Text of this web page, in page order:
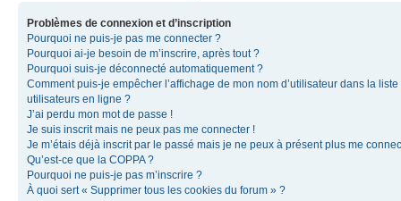
Problèmes de connexion et d’inscription
Pourquoi ne puis-je pas me connecter ?
Pourquoi ai-je besoin de m’inscrire, après tout ?
Pourquoi suis-je déconnecté automatiquement ?
Comment puis-je empêcher l’affichage de mon nom d’utilisateur dans la liste
utilisateurs en ligne ?
J’ai perdu mon mot de passe !
Je suis inscrit mais ne peux pas me connecter !
Je m’étais déjà inscrit par le passé mais je ne peux à présent plus me
Qu’est-ce que la COPPA ?
Pourquoi ne puis-je pas m’inscrire ?
À quoi sert « Supprimer tous les cookies du forum » ?